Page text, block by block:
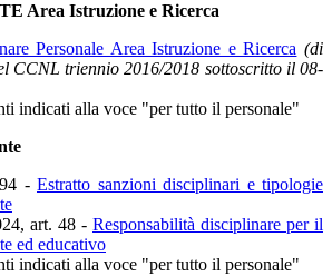
Area Istruzione e Ricerca
Personale Area Istruzione e Ricerca (di
CCNL triennio 2016/2018 sottoscritto il 08-
indicati alla voce "per tutto il personale"
- Estratto sanzioni disciplinari e tipologie
art. 48 - Responsabilità disciplinare per il
ed educativo
indicati alla voce "per tutto il personale"